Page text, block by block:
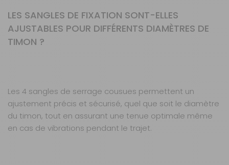
LES SANGLES DE FIXATION SONT-ELLES
AJUSTABLES POUR DIFFÉRENTS DIAMÈTRES DE
TIMON ?
Les 4 sangles de serrage cousues permettent un
ajustement précis et sécurisé, quel que soit le diamètre
du timon, tout en assurant une tenue optimale même
en cas de vibrations pendant le trajet.